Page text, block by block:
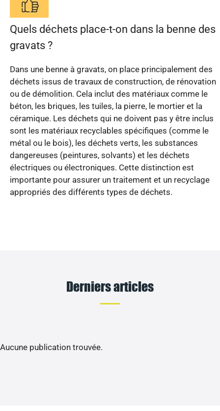
Quels déchets place-t-on dans la benne des
gravats ?
Dans une benne à gravats, on place principalement des
déchets issus de travaux de construction, de rénovation
ou de démolition. Cela inclut des matériaux comme le
béton, les briques, les tuiles, la pierre, le mortier et la
céramique. Les déchets qui ne doivent pas y être inclus
sont les matériaux recyclables spécifiques (comme le
métal ou le bois), les déchets verts, les substances
dangereuses (peintures, solvants) et les déchets
électriques ou électroniques. Cette distinction est
importante pour assurer un traitement et un recyclage
appropriés des différents types de déchets.
Derniers articles
Aucune publication trouvée.